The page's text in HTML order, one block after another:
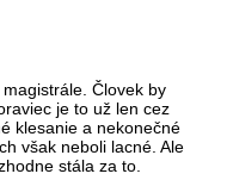
Človek by
je to už len cez
klesanie a nekonečné
však neboli lacné. Ale
stála za to.